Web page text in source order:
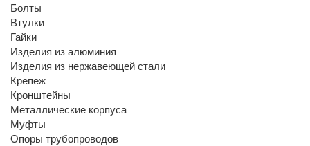
Болты
Втулки
Гайки
Изделия из алюминия
Изделия из нержавеющей стали
Крепеж
Кронштейны
Металлические корпуса
Муфты
Опоры трубопроводов